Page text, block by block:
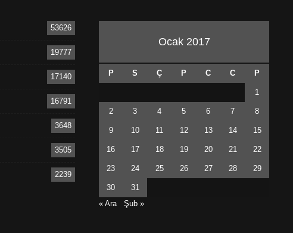
53626
19777
17140
16791
3648
3505
2239
Ocak 2017
P S Ç P C C P
1
2 3 4 5 6 7 8
9 10 11 12 13 14 15
16 17 18 19 20 21 22
23 24 25 26 27 28 29
30
31
« Ara
Şub »